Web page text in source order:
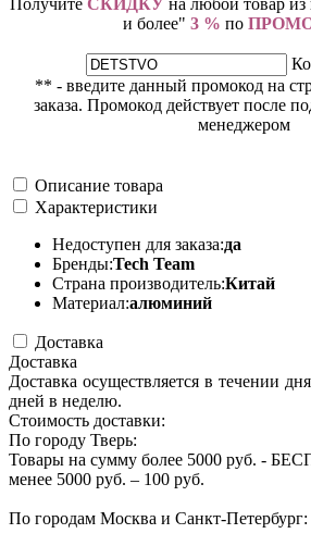
и более" 3 % по
** - введите данный промокод на
заказа. Промокод действует после
менеджером
Описание товара
Характеристики
Недоступен для заказа:да
Бренды:Tech Team
Страна производитель:Китай
Материал:алюминий
Доставка
Доставка
Доставка осуществляется в течении
дней в неделю.
Стоимость доставки:
По городу Тверь:
Товары на сумму более 5000 руб. -
менее 5000 руб. – 100 руб.
По городам Москва и Санкт-Петербург: